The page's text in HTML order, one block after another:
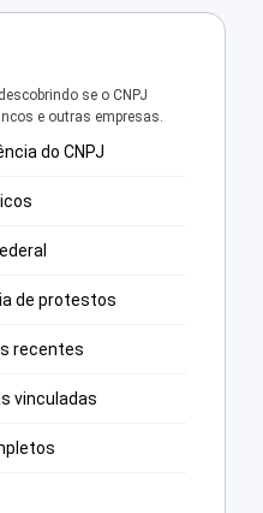
se o CNPJ
e outras empresas.
do CNPJ
de protestos
recentes
vinculadas